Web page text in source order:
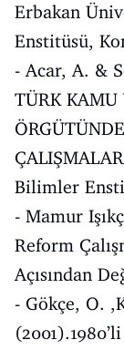
Erbakan
Enstitüsü,
- Acar, A. &
TÜRK KAMU
Bilimler
- Mamur
Reform
Açısından
- Gökçe, O.